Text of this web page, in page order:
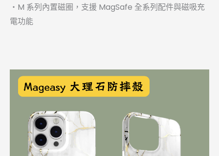
・M 系列內置磁圈，支援 MagSafe 全系列配件與磁吸充
電功能